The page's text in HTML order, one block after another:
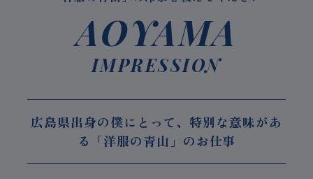
AOYAMA
IMPRESSION
広島県出身の僕にとって、特別な意味があ
る「洋服の青山」のお仕事